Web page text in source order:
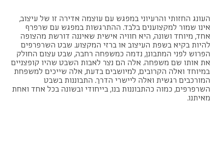
העונג החזותי והרעיוני במפגש עם עוצמה אדירה זו של עיצוב,
אינו שמור למקצוענים בלבד. ההתרגשות במפגש עם שרפרף
אחד, מיוחד ושונה, היא חוויה אישית שאיננה דורשת מהצופה
להיות בקיא בשפת העיצוב או ברזי המקצוע. שבט השרפרפים
הפרוש לפני המתבונן, נדמה כמשפחה רחבה, שבט עצום החולק
את אותו שם משפחה. אלה הם נצר לאבות השבט שהיו קופצניים
במיוחד ואלה הקרובים, למיושבים בדעת, אלה שייכים למשפחת
המורכבים רגשית ואלה ליישרי הדרך. התבוננות בשבט
השרפרפים, כמוה כהתבוננות בנו, בייחודי ובשונה בכל אחד ואחת
מאיתנו.